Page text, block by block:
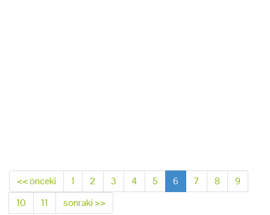
<< önceki 1 2 3 4 5 6 7 8
9
10
11 sonraki >>